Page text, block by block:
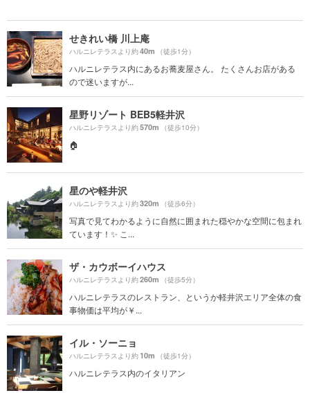
せきれい橋 川上庵
ハルニレテラスより約40m （徒歩1分）
ハルニレテラス内にあるお蕎麦屋さん。 たくさんお店がある
ので迷いますが...
星野リゾート BEB5軽井沢
ハルニレテラスより約570m （徒歩10分）
🏠
星のや軽井沢
ハルニレテラスより約320m （徒歩6分）
写真で見てわかるように自然に囲まれた穏やかな空間に包まれ
ています！✨ こ...
ザ・カウボーイハウス
ハルニレテラスより約260m （徒歩5分）
ハルニレテラスのレストラン、というか軽井沢エリア全体の食
事物価は平均が￥...
イル・ソーニョ
ハルニレテラスより約10m （徒歩1分）
ハルニレテラス内のイタリアン